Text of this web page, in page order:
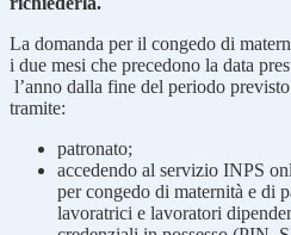
La domanda per il congedo di
i due mesi che precedono la data
l’anno dalla fine del periodo
tramite:
patronato;
accedendo al servizio INPS
per congedo di maternità e di
lavoratrici e lavoratori